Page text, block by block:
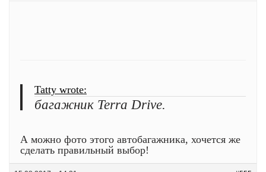
Tatty wrote:
багажник Terra Drive.
А можно фото этого автобагажника, хочется же
сделать правильный выбор!